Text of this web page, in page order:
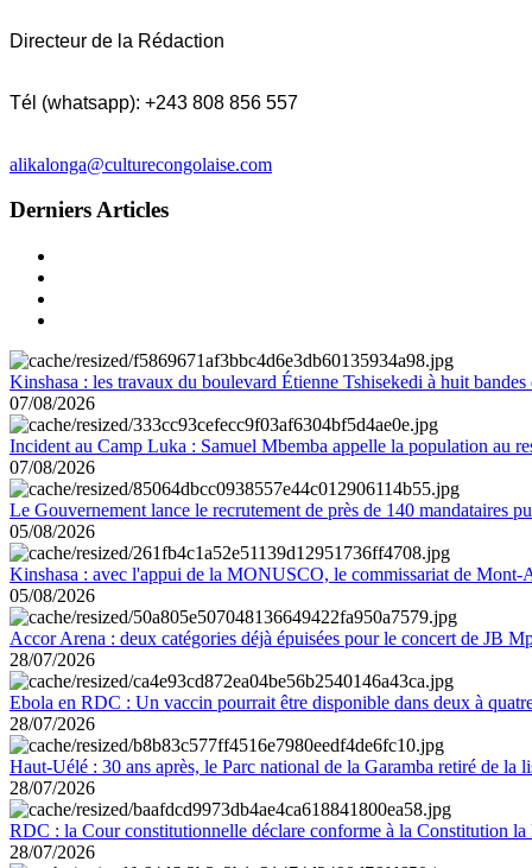
Directeur de la Rédaction
Tél (whatsapp): +243 808 856 557
alikalonga@culturecongolaise.com
Derniers Articles
Kinshasa : les travaux du boulevard Étienne Tshisekedi à huit
07/08/2026
Incident au Camp Luka : Samuel Mbemba appelle la population au
07/08/2026
Le Gouvernement lance le recrutement de près de 140 mandataires
05/08/2026
Kinshasa : avec l'appui de la MONUSCO, le commissariat de Mont-
05/08/2026
Accor Arena : deux catégories déjà épuisées pour le concert de JB
28/07/2026
Ebola en RDC : Un vaccin pourrait être disponible dans deux à
28/07/2026
Haut-Uélé : 30 ans après, le Parc national de la Garamba retiré de la
28/07/2026
RDC : la Cour constitutionnelle déclare conforme à la Constitution la
28/07/2026